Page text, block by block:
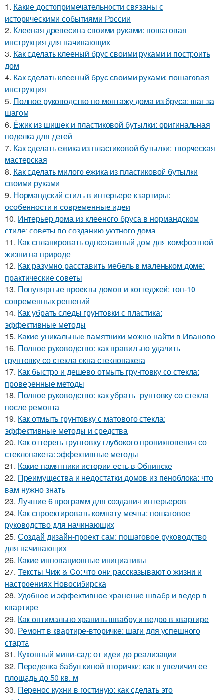
1. Какие достопримечательности связаны с
историческими событиями России
2. Клееная древесина своими руками: пошаговая
инструкция для начинающих
3. Как сделать клееный брус своими руками и построить
дом
4. Как сделать клееный брус своими руками: пошаговая
инструкция
5. Полное руководство по монтажу дома из бруса: шаг за
шагом
6. Ёжик из шишек и пластиковой бутылки: оригинальная
поделка для детей
7. Как сделать ежика из пластиковой бутылки: творческая
мастерская
8. Как сделать милого ежика из пластиковой бутылки
своими руками
9. Нормандский стиль в интерьере квартиры:
особенности и современные идеи
10. Интерьер дома из клееного бруса в нормандском
стиле: советы по созданию уютного дома
11. Как спланировать одноэтажный дом для комфортной
жизни на природе
12. Как разумно расставить мебель в маленьком доме:
практические советы
13. Популярные проекты домов и коттеджей: топ-10
современных решений
14. Как убрать следы грунтовки с пластика:
эффективные методы
15. Какие уникальные памятники можно найти в Иваново
16. Полное руководство: как правильно удалить
грунтовку со стекла окна стеклопакета
17. Как быстро и дешево отмыть грунтовку со стекла:
проверенные методы
18. Полное руководство: как убрать грунтовку со стекла
после ремонта
19. Как отмыть грунтовку с матового стекла:
эффективные методы и средства
20. Как оттереть грунтовку глубокого проникновения со
стеклопакета: эффективные методы
21. Какие памятники истории есть в Обнинске
22. Преимущества и недостатки домов из пеноблока: что
вам нужно знать
23. Лучшие 6 программ для создания интерьеров
24. Как спроектировать комнату мечты: пошаговое
руководство для начинающих
25. Создай дизайн-проект сам: пошаговое руководство
для начинающих
26. Какие инновационные инициативы
27. Тексты Чиж & Co: что они рассказывают о жизни и
настроениях Новосибирска
28. Удобное и эффективное хранение швабр и ведер в
квартире
29. Как оптимально хранить швабру и ведро в квартире
30. Ремонт в квартире-вторичке: шаги для успешного
старта
31. Кухонный мини-сад: от идеи до реализации
32. Переделка бабушкиной вторички: как я увеличил ее
площадь до 50 кв. м
33. Перенос кухни в гостиную: как сделать это